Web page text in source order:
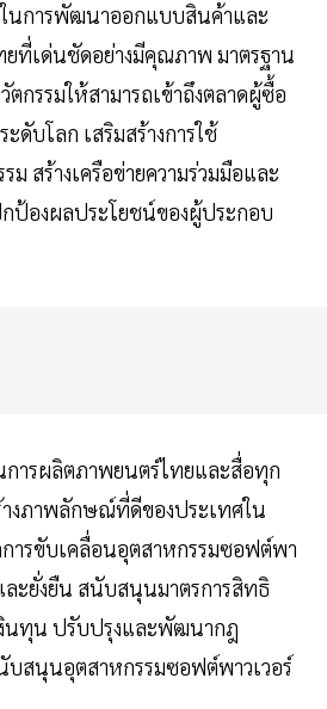
นการพัฒนาออกแบบสินค้าและ
ที่เด่นชัดอย่างมีคุณภาพ มาตรฐาน
ตกรรมให้สามารถเข้าถึงตลาดผู้ซื้อ
ดับโลก เสริมสร้างการใช้
ม สร้างเครือข่ายความร่วมมือและ
ป้องผลประโยชน์ของผู้ประกอบ
ารผลิตภาพยนตร์ไทยและสื่อทุก
งภาพลักษณ์ที่ดีของประเทศใน
การขับเคลื่อนอุตสาหกรรมซอฟต์พา
ละยั่งยืน สนับสนุนมาตรการสิทธิ
นทุน ปรับปรุงและพัฒนากฎ
บสนุนอุตสาหกรรมซอฟต์พาวเวอร์